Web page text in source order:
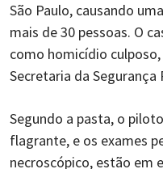
São Paulo, causando
mais de 30 pessoas. O
como homicídio
Secretaria da Segurança
Segundo a pasta, o
flagrante, e os exames
necroscópico, estão em